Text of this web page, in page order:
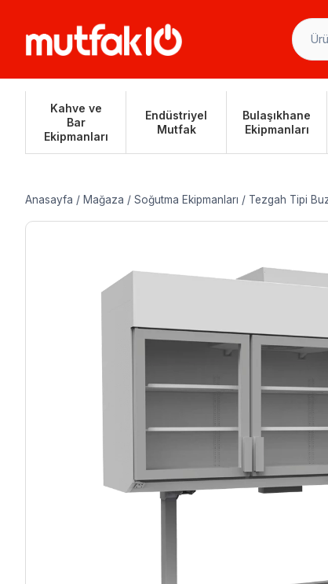
Kahve ve
Bar
Ekipmanları
Endüstriyel
Mutfak
Bulaşıkhane
Ekipmanları
Anasayfa / Mağaza / Soğutma Ekipmanları / Tezgah Tipi